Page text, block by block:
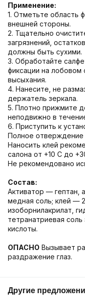
Применение:
1. Отметьте область
внешней стороны.
2. Тщательно
загрязнений,
должны быть сухими.
3. Обработайте
фиксации на лобовом
высыхания.
4. Нанесите, не
держатель зеркала.
5. Плотно прижмите
неподвижно в
6. Приступить к
Полное отверждение
Наносить клей
салона от +10 С до
Не рекомендовано
Состав:
Активатор — гептан,
медная соль; клей —
изоборнилакрилат,
тетранатриевая
кислоты.
ОПАСНО Вызывает
раздражение глаз.
Другие